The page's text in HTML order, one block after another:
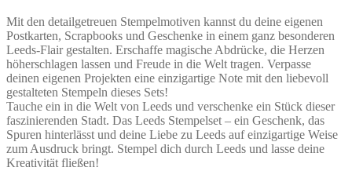
Mit den detailgetreuen Stempelmotiven kannst du deine eigenen
Postkarten, Scrapbooks und Geschenke in einem ganz besonderen
Leeds-Flair gestalten. Erschaffe magische Abdrücke, die Herzen
höherschlagen lassen und Freude in die Welt tragen. Verpasse
deinen eigenen Projekten eine einzigartige Note mit den liebevoll
gestalteten Stempeln dieses Sets!
Tauche ein in die Welt von Leeds und verschenke ein Stück dieser
faszinierenden Stadt. Das Leeds Stempelset – ein Geschenk, das
Spuren hinterlässt und deine Liebe zu Leeds auf einzigartige Weise
zum Ausdruck bringt. Stempel dich durch Leeds und lasse deine
Kreativität fließen!